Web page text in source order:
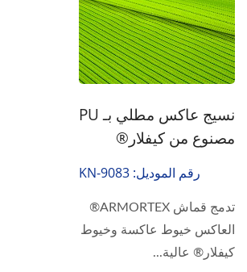
نسيج عاكس مطلي بـ PU
مصنوع من كيفلار®
رقم الموديل: KN-9083
تدمج قماش ARMORTEX®
العاكس خيوط عاكسة وخيوط
كيفلار® عالية...